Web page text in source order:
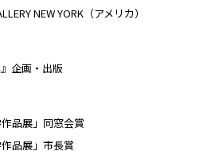
NEW YORK（アメリカ）
企画・出版
品展」同窓会賞
品展」市長賞